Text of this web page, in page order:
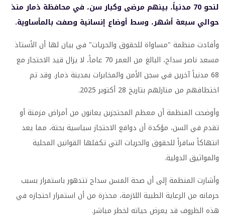
لنحو 70 مدنياً، بينهم مرضى وكبار سن، في محافظة ذمار منذ
حوالي سبعة أشهر، وسط أوضاع إنسانية وصفت بالمأساوية.
وأفادت منظمة "مساواة للحقوق والحريات" في بيان لها أن الأستاذ
مسعد ناصر سداح، البالغ من العمر 70 عاماً، لا يزال قيد الاحتجاز مع
68 مدنياً آخرين في سجن الأمن والمخابرات بمدينة ذمار. وقد تم
اختطافهم من منازلهم بتاريخ 28 أكتوبر 2025.
وأوضحت المنظمة أن معظم المحتجزين يعانون من أمراض مزمنة أو
تقدم في السن، مؤكدة أن دوافع الاحتجاز سياسية بحتة، مما يعد
انتهاكاً سافراً للحقوق والحريات التي تكفلها القوانين المحلية
والمواثيق الدولية.
وأشارت المنظمة إلى أن صحة المسن سداح تتدهور باستمرار بسبب
حرمانه من الرعاية الطبية اللازمة، محذرة من أن استمرار احتجازه في
هذه الظروف قد يعرض حياته لخطر مباشر.